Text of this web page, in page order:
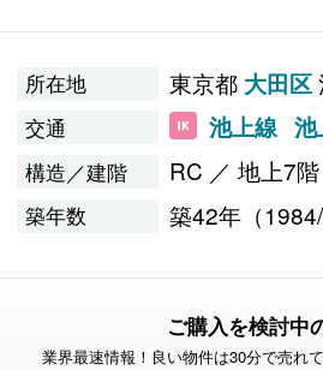
所在地 東京都 大田区
交通 池上線
構造／建階 RC ／ 地上7階
築年数 築42年（1984/
ご購入を検討中
業界最速情報！良い物件は30分で売れ